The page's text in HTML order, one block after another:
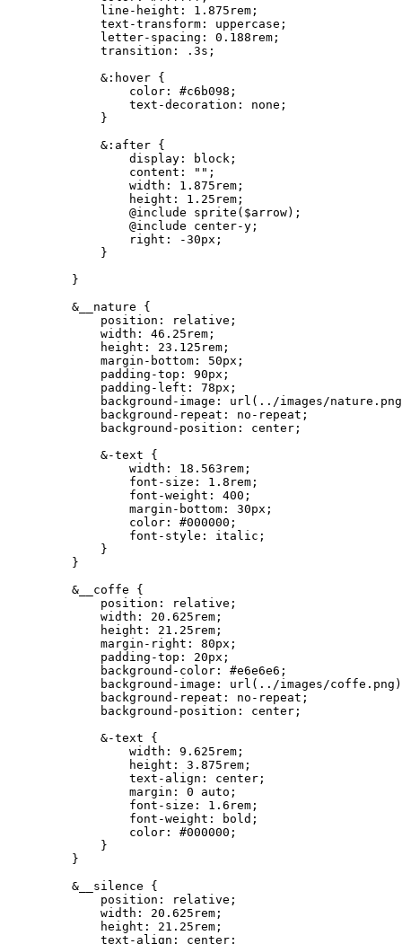
        line-height: 1.875rem;
        text-transform: uppercase;
        letter-spacing: 0.188rem;
        transition: .3s;
        &:hover {
            color: #c6b098;
            text-decoration: none;
        }
        &:after {
            display: block;
            content: "";
            width: 1.875rem;
            height: 1.25rem;
            @include sprite($arrow);
            @include center-y;
            right: -30px;
        }
    }
    &__nature {
        position: relative;
        width: 46.25rem;
        height: 23.125rem;
        margin-bottom: 50px;
        padding-top: 90px;
        padding-left: 78px;
background-image: url(../images/
        background-repeat: no-repeat;
        background-position: center;
        &-text {
            width: 18.563rem;
            font-size: 1.8rem;
            font-weight: 400;
            margin-bottom: 30px;
            color: #000000;
            font-style: italic;
        }
    }
    &__coffe {
        position: relative;
        width: 20.625rem;
        height: 21.25rem;
        margin-right: 80px;
        padding-top: 20px;
        background-color: #e6e6e6;
background-image: url(../images/
        background-repeat: no-repeat;
        background-position: center;
        &-text {
            width: 9.625rem;
            height: 3.875rem;
            text-align: center;
            margin: 0 auto;
            font-size: 1.6rem;
            font-weight: bold;
            color: #000000;
        }
    }
    &__silence {
        position: relative;
        width: 20.625rem;
        height: 21.25rem;
        text-align: center;